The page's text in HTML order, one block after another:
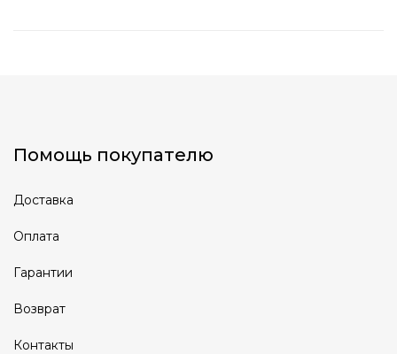
Помощь покупателю
Доставка
Оплата
Гарантии
Возврат
Контакты